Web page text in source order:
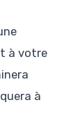
à votre
à